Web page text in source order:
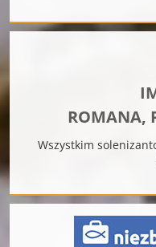
ROMANA,
Wszystkim